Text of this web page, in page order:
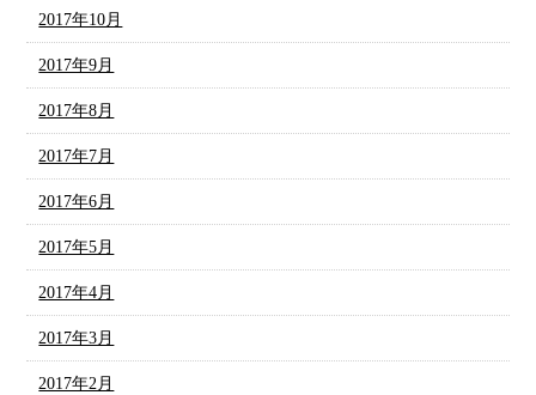
2017年10月
2017年9月
2017年8月
2017年7月
2017年6月
2017年5月
2017年4月
2017年3月
2017年2月